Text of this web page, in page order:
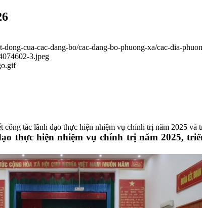
dong-cua-cac-dang-bo/cac-dang-bo-phuong-xa/cac-dia-
3.jpeg
tác lãnh đạo thực hiện nhiệm vụ chính trị năm 2025 và
thực hiện nhiệm vụ chính trị năm 2025,